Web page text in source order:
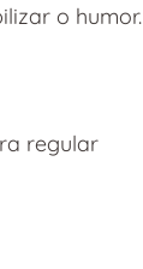
o humor.
regular